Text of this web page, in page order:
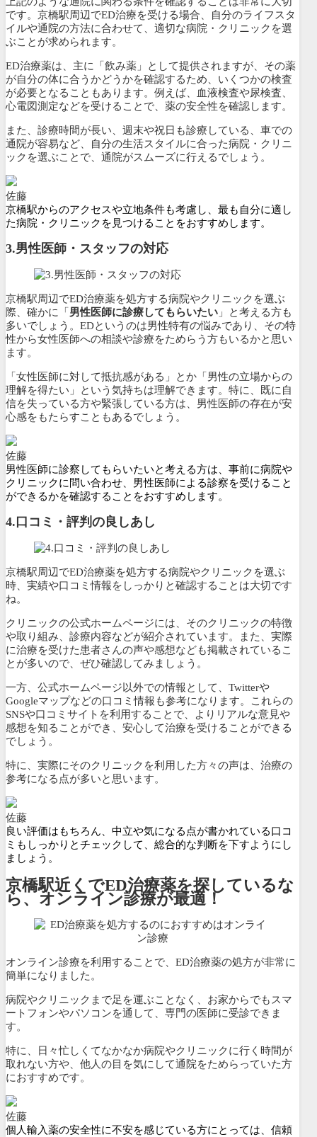
です。京橋駅周辺でED治療を受ける場合、自分のライフスタ
イルや通院の方法に合わせて、適切な病院・クリニックを選
ぶことが求められます。
ED治療薬は、主に「飲み薬」として提供されますが、その薬
が自分の体に合うかどうかを確認するため、いくつかの検査
が必要となることもあります。例えば、血液検査や尿検査、
心電図測定などを受けることで、薬の安全性を確認します。
また、診療時間が長い、週末や祝日も診療している、車での
通院が容易など、自分の生活スタイルに合った病院・クリニ
ックを選ぶことで、通院がスムーズに行えるでしょう。
佐藤
京橋駅からのアクセスや立地条件も考慮し、最も自分に適し
た病院・クリニックを見つけることをおすすめします。
3.男性医師・スタッフの対応
京橋駅周辺でED治療薬を処方する病院やクリニックを選ぶ
際、確かに「 男性医師に診療してもらいたい 」と考える方も
多いでしょう。EDというのは男性特有の悩みであり、その特
性から女性医師への相談や診療をためらう方もいるかと思い
ます。
「女性医師に対して抵抗感がある」とか「男性の立場からの
理解を得たい」という気持ちは理解できます。特に、既に自
信を失っている方や緊張している方は、男性医師の存在が安
心感をもたらすこともあるでしょう。
佐藤
男性医師に診察してもらいたいと考える方は、事前に病院や
クリニックに問い合わせ、男性医師による診察を受けること
ができるかを確認することをおすすめします。
4.口コミ・評判の良しあし
京橋駅周辺でED治療薬を処方する病院やクリニックを選ぶ
時、実績や口コミ情報をしっかりと確認することは大切です
ね。
クリニックの公式ホームページには、そのクリニックの特徴
や取り組み、診療内容などが紹介されています。また、 実際
に治療を受けた患者さんの声や感想なども掲載されているこ
とが多いので、ぜひ確認してみましょう。
一方、公式ホームページ以外での情報として、Twitterや
Googleマップなどの口コミ情報も参考になります。これらの
SNSや口コミサイトを利用することで、よりリアルな意見や
感想を知ることができ、安心して治療を受けることができる
でしょう。
特に、実際にそのクリニックを利用した方々の声は、治療の
参考になる点が多いと思います。
佐藤
良い評価はもちろん、中立や気になる点が書かれている口コ
ミもしっかりとチェックして、総合的な判断を下すようにし
ましょう。
京橋駅近くでED治療薬を探しているな
ら、オンライン診療が最適！
オンライン診療を利用することで、ED治療薬の処方が非常に
簡単になりました。
病院やクリニックまで足を運ぶことなく、 お家からでもスマ
ートフォンやパソコンを通して、専門の医師に受診できま
す。
特に、
日々忙しくてなかなか病院やクリニックに行く時間が
取れない方や、他人の目を気にして通院をためらっていた方
におすすめです。
佐藤
個人輸入薬の安全性に不安を感じている方にとっては、信頼